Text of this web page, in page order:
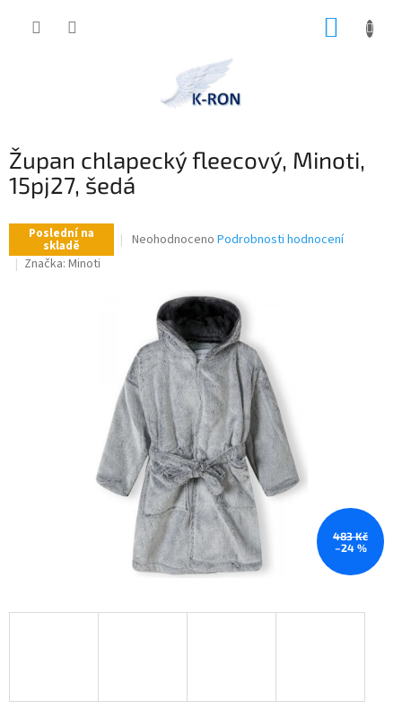
Župan chlapecký fleecový, Minoti,
15pj27, šedá
Poslední na
skladě
Průměrné
hvězdiček.
Neohodnoceno Podrobnosti hodnocení
Značka: Minoti
483 Kč
–24 %